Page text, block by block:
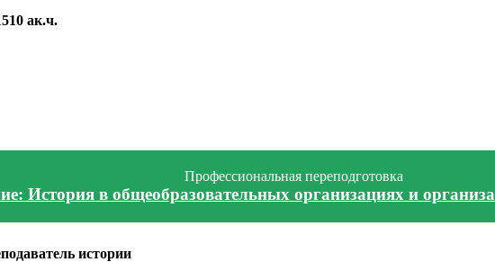
ак.ч.
Профессиональная переподготовка
История в общеобразовательных организациях и
истории